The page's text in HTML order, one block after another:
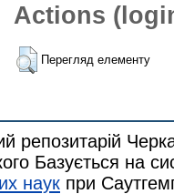
Actions
Перегляд елементу
репозитарій
Базується на
наук при